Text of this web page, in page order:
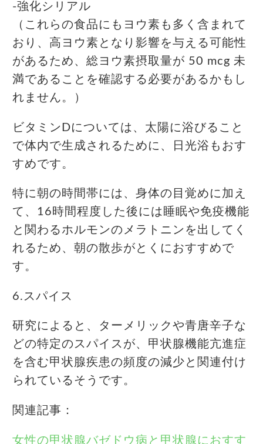
-強化シリアル
（これらの食品にもヨウ素も多く含まれて
おり、高ヨウ素となり影響を与える可能性
があるため、総ヨウ素摂取量が 50 mcg 未
満であることを確認する必要があるかもし
れません。）
ビタミンDについては、太陽に浴びること
で体内で生成されるために、日光浴もおす
すめです。
特に朝の時間帯には、身体の目覚めに加え
て、16時間程度した後には睡眠や免疫機能
と関わるホルモンのメラトニンを出してく
れるため、朝の散歩がとくにおすすめで
す。
6.スパイス
研究によると、ターメリックや青唐辛子な
どの特定のスパイスが、甲状腺機能亢進症
を含む甲状腺疾患の頻度の減少と関連付け
られているそうです。
関連記事：
女性の甲状腺バゼドウ病と甲状腺におすす